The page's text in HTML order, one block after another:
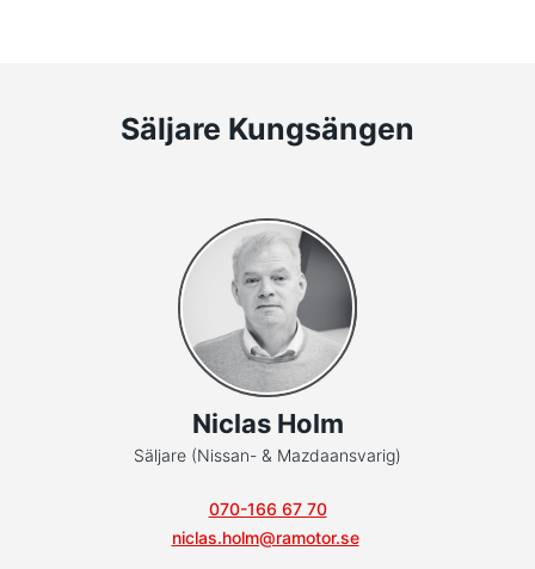
Säljare Kungsängen
Niclas Holm
Säljare (Nissan- & Mazdaansvarig)
070-166 67 70
niclas.holm@ramotor.se